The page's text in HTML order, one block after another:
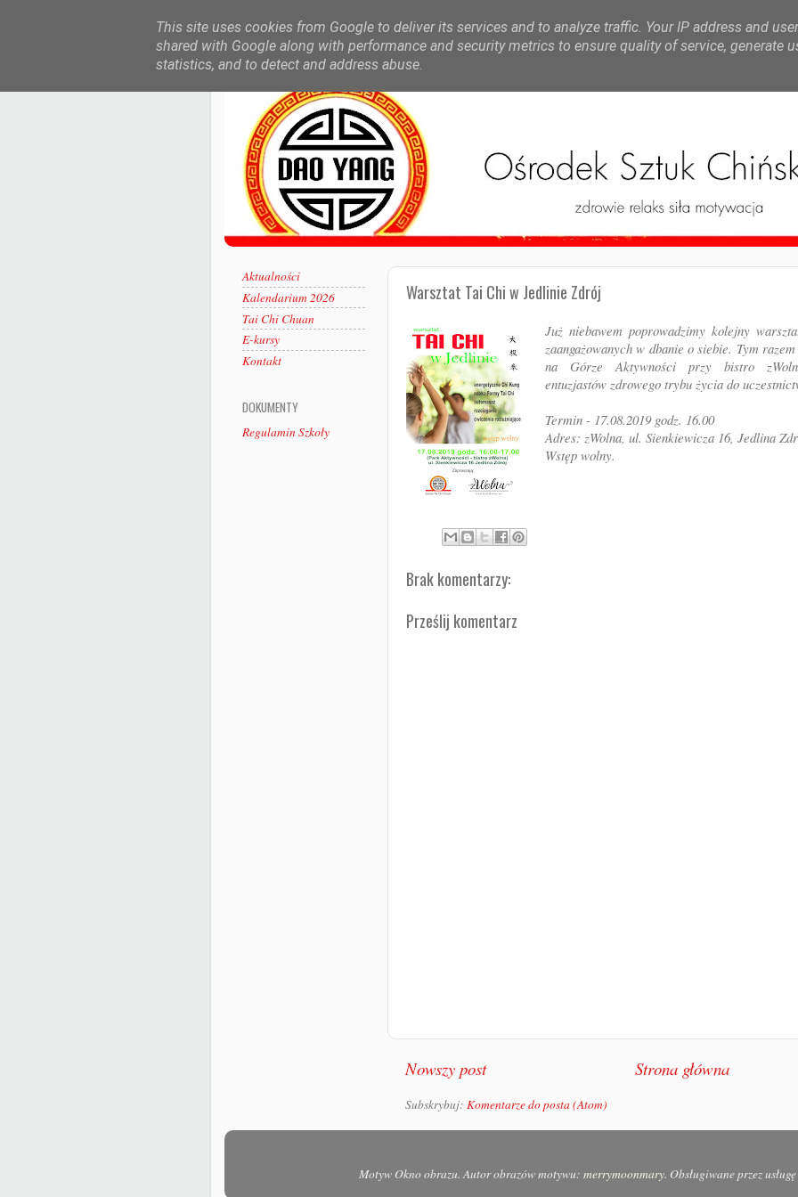
Warsztat Tai Chi w Jedlinie Zdrój
Już niebawem poprowadzimy kolejny
zaangażowanych w dbanie o siebie. Tym
na Górze Aktywności przy bistro
entuzjastów zdrowego trybu życia do
Termin - 17.08.2019 godz. 16.00
Adres: zWolna, ul. Sienkiewicza 16, Jedlina
Wstęp wolny.
Brak komentarzy:
Prześlij komentarz
Nowszy post Strona główna
Subskrybuj: Komentarze do posta (Atom)
Aktualności
Kalendarium 2026
Tai Chi Chuan
E-kursy
Kontakt
DOKUMENTY
Regulamin Szkoły
Motyw Okno obrazu. Autor obrazów motywu: merrymoonmary. Obsługiwane przez usługę
This site uses cookies from Google to deliver its services and to analyze traffic. Your IP address and
shared with Google along with performance and security metrics to ensure quality of service, generate
statistics, and to detect and address abuse.